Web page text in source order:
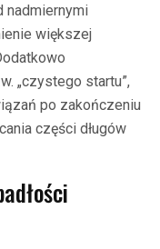
nadmiernymi
większej
„czystego startu”,
po zakończeniu
części długów